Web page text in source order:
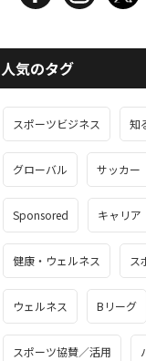
人気のタグ
スポーツビジネス 知
グローバル サッカー
Sponsored キャリア
健康・ウェルネス ス
ウェルネス Bリーグ
スポーツ協賛／活用